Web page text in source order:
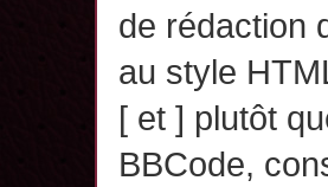
de rédaction
au style
[ et ] plutôt
BBCode,